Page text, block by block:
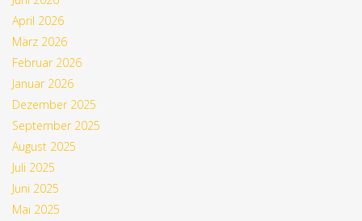
April 2026
März 2026
Februar 2026
Januar 2026
Dezember 2025
September 2025
August 2025
Juli 2025
Juni 2025
Mai 2025